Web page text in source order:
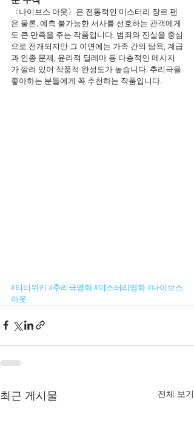
〈나이브스 아웃〉은 전통적인 미스터리 장르 팬
은 물론, 예측 불가능한 서사를 선호하는 관객에게
도 큰 만족을 주는 작품입니다. 범죄와 진실을 중심
으로 전개되지만 그 이면에는 가족 간의 탐욕, 계급
과 인종 문제, 윤리적 딜레마 등 다층적인 메시지
가 깔려 있어 작품적 완성도가 높습니다. 추리극을
좋아하는 분들에게 꼭 추천하는 작품입니다.
#티비위키 #추리극영화 #미스터리영화 #나이브스
아웃
최근 게시물 전체 보기